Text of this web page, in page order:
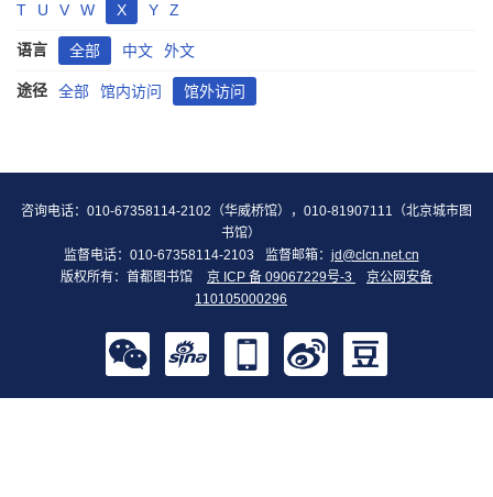
T
U V W X Y Z
语言 全部 中文 外文
途径 全部 馆内访问 馆外访问
咨询电话：010-67358114-2102（华威桥馆），010-81907111（北京城市图
书馆）
监督电话：010-67358114-2103
监督邮箱： jd@clcn.net.cn
版权所有：首都图书馆
京 ICP 备 09067229号-3
京公网安备
110105000296